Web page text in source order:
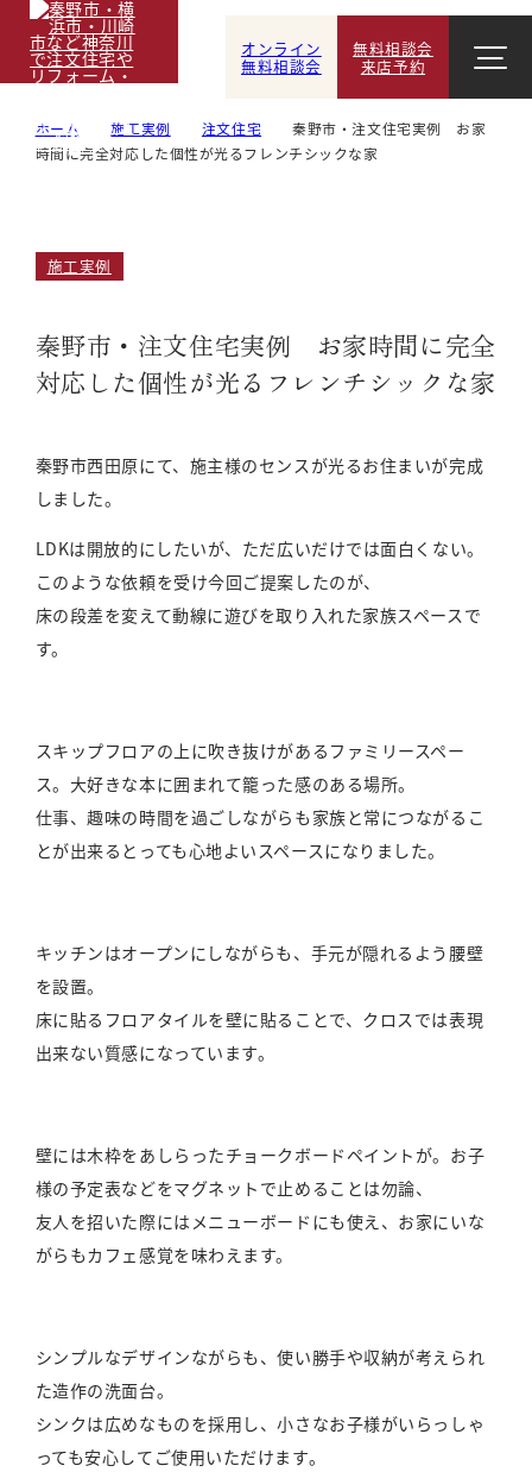
オンライン
無料相談会
無料相談会
来店予約
ホーム 施工実例 注文住宅
秦野市・注文住宅実例 お家
時間に完全対応した個性が光るフレンチシックな家
施工実例
秦野市・注文住宅実例 お家時間に完全
対応した個性が光るフレンチシックな家
秦野市西田原にて、施主様のセンスが光るお住まいが完成
しました。
LDKは開放的にしたいが、ただ広いだけでは面白くない。
このような依頼を受け今回ご提案したのが、
床の段差を変えて動線に遊びを取り入れた家族スペースで
す。
スキップフロアの上に吹き抜けがあるファミリースペー
ス。大好きな本に囲まれて籠った感のある場所。
仕事、趣味の時間を過ごしながらも家族と常につながるこ
とが出来るとっても心地よいスペースになりました。
キッチンはオープンにしながらも、手元が隠れるよう腰壁
を設置。
床に貼るフロアタイルを壁に貼ることで、クロスでは表現
出来ない質感になっています。
壁には木枠をあしらったチョークボードペイントが。お子
様の予定表などをマグネットで止めることは勿論、
友人を招いた際にはメニューボードにも使え、お家にいな
がらもカフェ感覚を味わえます。
シンプルなデザインながらも、使い勝手や収納が考えられ
た造作の洗面台。
シンクは広めなものを採用し、小さなお子様がいらっしゃ
っても安心してご使用いただけます。